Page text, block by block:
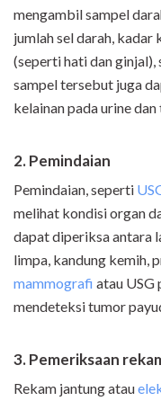
mengambil sampel
jumlah sel darah, kadar
(seperti hati dan
sampel tersebut juga
kelainan pada urine dan
2. Pemindaian
Pemindaian, seperti
melihat kondisi organ
dapat diperiksa antara
limpa, kandung kemih,
mammografi atau USG
mendeteksi tumor
3. Pemeriksaan
Rekam jantung atau